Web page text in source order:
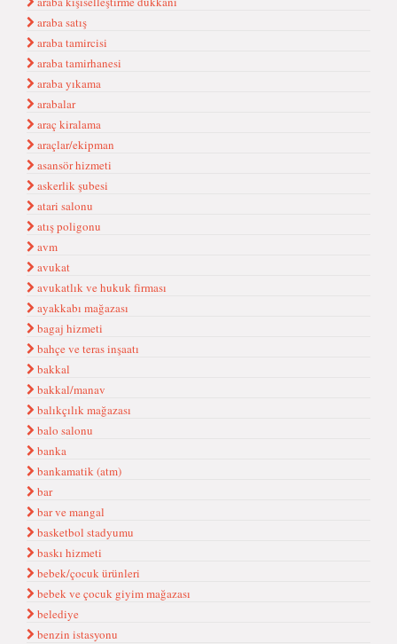
araba satış
araba tamircisi
araba tamirhanesi
araba yıkama
arabalar
araç kiralama
araçlar/ekipman
asansör hizmeti
askerlik şubesi
atari salonu
atış poligonu
avm
avukat
avukatlık ve hukuk firması
ayakkabı mağazası
bagaj hizmeti
bahçe ve teras inşaatı
bakkal
bakkal/manav
balıkçılık mağazası
balo salonu
banka
bankamatik (atm)
bar
bar ve mangal
basketbol stadyumu
baskı hizmeti
bebek/çocuk ürünleri
bebek ve çocuk giyim mağazası
belediye
benzin istasyonu